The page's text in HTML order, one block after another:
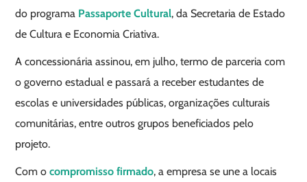
do programa Passaporte Cultural, da Secretaria de Estado
de Cultura e Economia Criativa.
A concessionária assinou, em julho, termo de parceria com
o governo estadual e passará a receber estudantes de
escolas e universidades públicas, organizações culturais
comunitárias, entre outros grupos beneficiados pelo
projeto.
Com ocompromisso firmado, a empresa se une a locais